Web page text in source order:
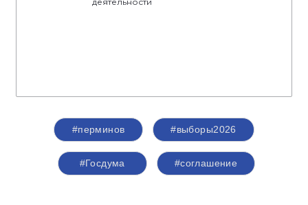
#перминов #выборы2026
#Госдума #соглашение